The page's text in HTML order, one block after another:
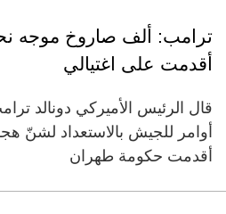
ترامب: ألف صاروخ موجه
أقدمت على اغتيالي
قال الرئيس الأميركي ‌دونالد
أوامر للجيش بالاستعداد لشنّ
أقدمت حكومة طهران